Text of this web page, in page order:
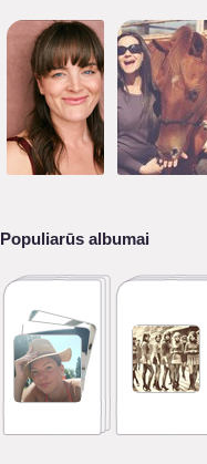
Populiarūs albumai